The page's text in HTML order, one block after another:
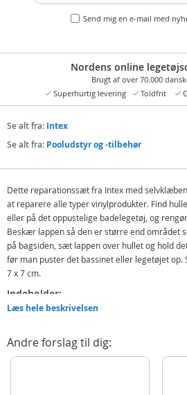
Send mig en e-mail med
Nordens online
Brugt af over 70.000
Superhurtig levering
Toldfrit
Se alt fra: Intex
Se alt fra: Pooludstyr og -tilbehør
Dette reparationssæt fra Intex med
at reparere alle typer vinylprodukter. Find
eller på det oppustelige badelegetøj, og
Beskær lappen så den er større end området
på bagsiden, sæt lappen over hullet og hold
før man puster det bassinet eller legetøjet
7 x 7 cm.
Indeholder:
6 reparationslapper
Detaljer:
Mål: 7 x 7 cm
Læs hele beskrivelsen
Andre forslag til dig: